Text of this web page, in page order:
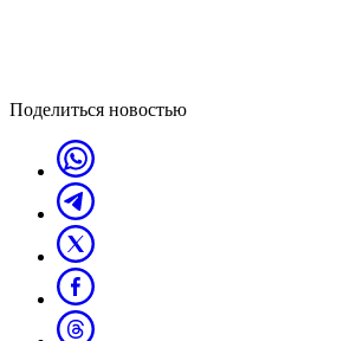
Поделиться новостью